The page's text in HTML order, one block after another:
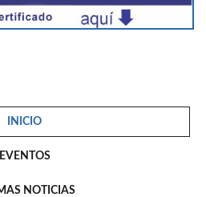
INICIO
EVENTOS
NOTICIAS